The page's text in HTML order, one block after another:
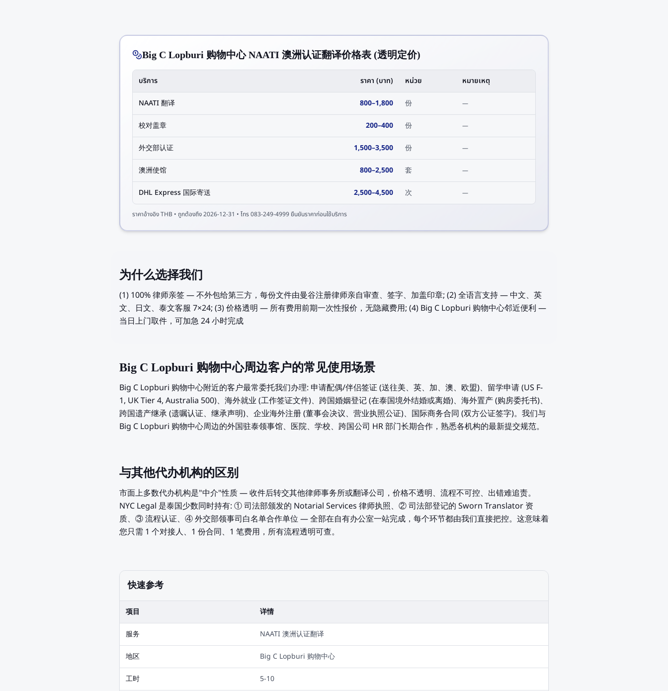
Big C Lopburi 购物中心 NAATI 澳洲认证翻译价格表 (透明定价)
บริการ ราคา (บาท) หน่วย หมายเหตุ
NAATI 翻译 800–1,800 份 —
校对盖章 200–400 份 —
外交部认证 1,500–3,500 份 —
澳洲使馆 800–2,500 套 —
DHL Express 国际寄送 2,500–4,500 次 —
ราคาอ้างอิงTHB • ถูกต้องถึง2026-12-31 • โทร 083-249-4999 ยืนยันราคาก่อนใช้บริการ
为什么选择我们
(1) 100% 律师亲签 — 不外包给第三方，每份文件由曼谷注册律师亲自审查、签字、加盖印章; (2) 全语言支持 — 中文、英
文、日文、泰文客服 7×24; (3) 价格透明 — 所有费用前期一次性报价，无隐藏费用; (4) Big C Lopburi 购物中心邻近便利 —
当日上门取件，可加急 24 小时完成
Big C Lopburi 购物中心周边客户的常见使用场景
Big C Lopburi 购物中心附近的客户最常委托我们办理: 申请配偶/伴侣签证 (送往美、英、加、澳、欧盟)、留学申请 (US F-
1, UK Tier 4, Australia 500)、海外就业 (工作签证文件)、跨国婚姻登记 (在泰国境外结婚或离婚)、海外置产 (购房委托书)、
跨国遗产继承 (遗嘱认证、继承声明)、企业海外注册 (董事会决议、营业执照公证)、国际商务合同 (双方公证签字)。我们与
Big C Lopburi 购物中心周边的外国驻泰领事馆、医院、学校、跨国公司 HR 部门长期合作，熟悉各机构的最新提交规范。
与其他代办机构的区别
市面上多数代办机构是"中介"性质 — 收件后转交其他律师事务所或翻译公司，价格不透明、流程不可控、出错难追责。
NYC Legal 是泰国少数同时持有: ① 司法部颁发的 Notarial Services 律师执照、② 司法部登记的 Sworn Translator 资
质、③ 流程认证、④ 外交部领事司白名单合作单位 — 全部在自有办公室一站完成，每个环节都由我们直接把控。这意味着
您只需 1 个对接人、1 份合同、1 笔费用，所有流程透明可查。
快速参考
项目 详情
服务 NAATI 澳洲认证翻译
地区 Big C Lopburi 购物中心
工时 5-10